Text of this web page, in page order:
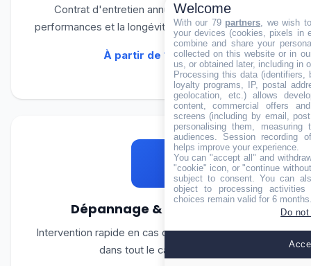
Contrat d'entretien annuel pour garantir les
performances et la longévité de votre équipement.
À partir de 150 €/an
Dépannage & Réparation
Intervention rapide en cas de panne. Déplacement
dans tout le canton 7j/7.
Welcome
With our 79 partners, we wish
your devices (cookies, pixels in
combine and share your
collected on this website or in
us, or obtained later, including in
Processing this data (identifiers,
loyalty programs, IP, postal
geolocation, etc.) allows
content, commercial offers
screens (including by email,
personalising them, measuring
audiences. Session recording
helps improve your experience.
You can "accept all" and
"cookie" icon, or "continue
subject to consent. You can
object to processing
choices remain valid for 6
Do